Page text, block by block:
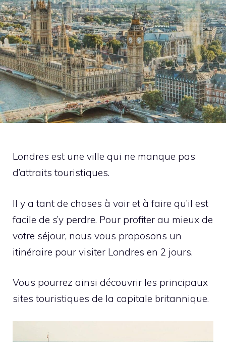
Londres est une ville qui ne manque pas
d’attraits touristiques.
Il y a tant de choses à voir et à faire qu’il est
facile de s’y perdre. Pour profiter au mieux de
votre séjour, nous vous proposons un
itinéraire pour visiter Londres en 2 jours.
Vous pourrez ainsi découvrir les principaux
sites touristiques de la capitale britannique.